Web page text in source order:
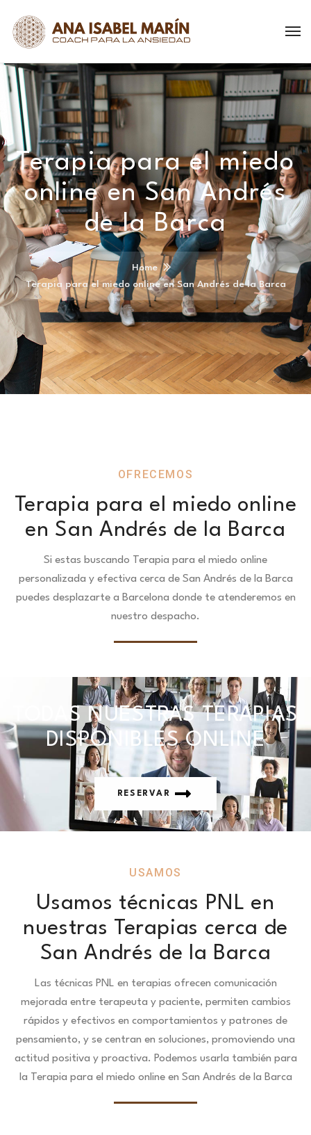
Terapia para el miedo
online en San Andrés
de la Barca
Home
Terapia para el miedo online en San Andrés de la Barca
OFRECEMOS
Terapia para el miedo online
en San Andrés de la Barca
Si estas buscando Terapia para el miedo online
personalizada y efectiva cerca de San Andrés de la Barca
puedes desplazarte a Barcelona donde te atenderemos en
nuestro despacho.
TODAS NUESTRAS TERAPIAS
DISPONIBLES ONLINE
RESERVAR
USAMOS
Usamos técnicas PNL en
nuestras Terapias cerca de
San Andrés de la Barca
Las técnicas PNL en terapias ofrecen comunicación
mejorada entre terapeuta y paciente, permiten cambios
rápidos y efectivos en comportamientos y patrones de
pensamiento, y se centran en soluciones, promoviendo una
actitud positiva y proactiva. Podemos usarla también para
la Terapia para el miedo online en San Andrés de la Barca